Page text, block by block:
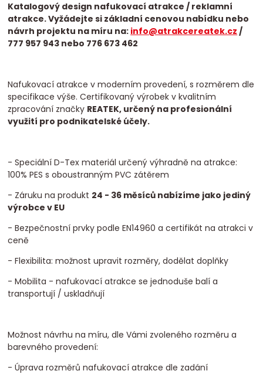
Katalogový design nafukovací atrakce / reklamní
atrakce. Vyžádejte si základní cenovou nabídku nebo
návrh projektu na míru na: info@atrakcereatek.cz /
777 957 943 nebo 776 673 462
Nafukovací atrakce v moderním provedení, s rozměrem dle
specifikace výše. Certifikovaný výrobek v kvalitním
zpracování značky REATEK, určený na profesionální
využití pro podnikatelské účely.
- Speciální D-Tex materiál určený výhradně na atrakce:
100% PES s oboustranným PVC zátěrem
- Záruku na produkt 24 - 36 měsíců nabízíme jako jediný
výrobce v EU
- Bezpečnostní prvky podle EN14960 a certifikát na atrakci v
ceně
- Flexibilita: možnost upravit rozměry, dodělat doplňky
- Mobilita - nafukovací atrakce se jednoduše balí a
transportují / uskladňují
Možnost návrhu na míru, dle Vámi zvoleného rozměru a
barevného provedení:
- Úprava rozměrů nafukovací atrakce dle zadání